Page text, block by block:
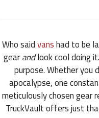
Who saidvanshad to be
gearandlook cool doing
purpose. Whether you
apocalypse, one
meticulously chosen gear
TruckVault offers just